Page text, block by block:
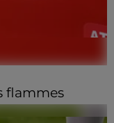
flammes